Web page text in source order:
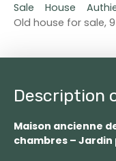
Sale House
Old house for sale,
Description
Maison ancienne
chambres – Jardin